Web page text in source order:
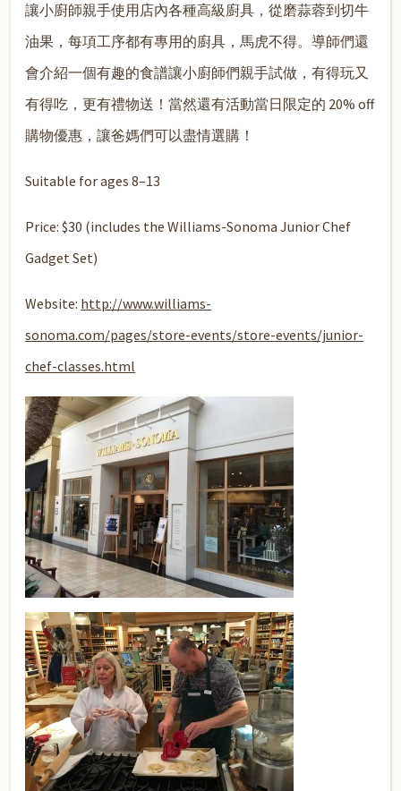
讓小廚師親手使用店內各種高級廚具，從磨蒜蓉到切牛
油果，每項工序都有專用的廚具，馬虎不得。導師們還
會介紹一個有趣的食譜讓小廚師們親手試做，有得玩又
有得吃，更有禮物送！當然還有活動當日限定的 20% off
購物優惠，讓爸媽們可以盡情選購！
Suitable for ages 8–13
Price: $30 (includes the Williams-Sonoma Junior Chef
Gadget Set)
Website: http://www.williams-
sonoma.com/pages/store-events/store-events/junior-
chef-classes.html